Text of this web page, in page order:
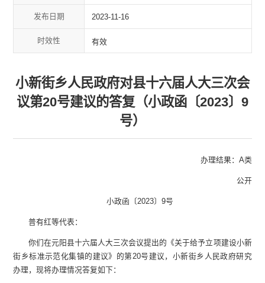
发布日期 2023-11-16
时效性 有效
小新街乡人民政府对县十六届人大三次会
议第20号建议的答复（小政函〔2023〕9
号）
办理结果： A类
公开
小政函 〔2023〕9号
普有红等代表：
你们在元阳县十六届人大三次会议提出的《关于给予立项建设小新
街乡标准示范化集镇的建议》的第20号建议，小新街乡人民政府研究
办理，现将办理情况答复如下：